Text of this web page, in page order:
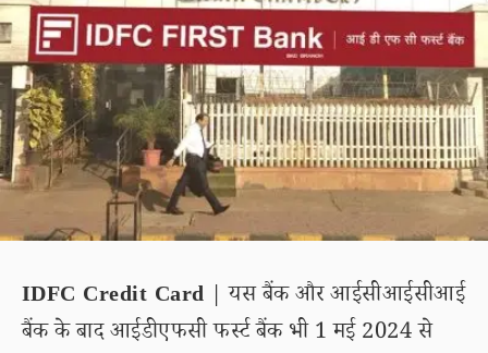
IDFC Credit Card | यस बैंक और आईसीआईसीआई
बैंक के बाद आईडीएफसी फर्स्ट बैंक भी 1 मई 2024 से